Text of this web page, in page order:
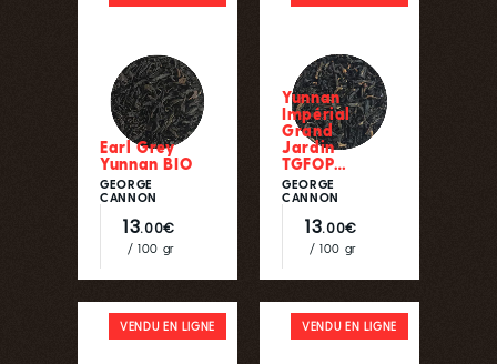
Earl Grey
Yunnan BIO
GEORGE
CANNON
13.00€
/ 100 gr
Yunnan
Impérial
Grand
Jardin
TGFOP…
GEORGE
CANNON
13.00€
/ 100 gr
VENDU EN LIGNE VENDU EN LIGNE